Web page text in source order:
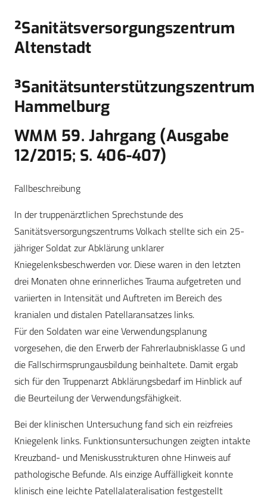
²Sanitätsversorgungszentrum
Altenstadt
³Sanitätsunterstützungszentrum
Hammelburg
WMM 59. Jahrgang (Ausgabe
12/2015; S. 406-407)
Fallbeschreibung
In der truppenärztlichen Sprechstunde des
Sanitätsversorgungszentrums Volkach stellte sich ein 25-
jähriger Soldat zur Abklärung unklarer
Kniegelenksbeschwerden vor. Diese waren in den letzten
drei Monaten ohne erinnerliches Trauma aufgetreten und
variierten in Intensität und Auftreten im Bereich des
kranialen und distalen Patellaransatzes links.
Für den Soldaten war eine Verwendungsplanung
vorgesehen, die den Erwerb der Fahrerlaubnisklasse G und
die Fallschirmsprungausbildung beinhaltete. Damit ergab
sich für den Truppenarzt Abklärungsbedarf im Hinblick auf
die Beurteilung der Verwendungsfähigkeit.
Bei der klinischen Untersuchung fand sich ein reizfreies
Kniegelenk links. Funktionsuntersuchungen zeigten intakte
Kreuzband- und Meniskusstrukturen ohne Hinweis auf
pathologische Befunde. Als einzige Auffälligkeit konnte
klinisch eine leichte Patellalateralisation festgestellt